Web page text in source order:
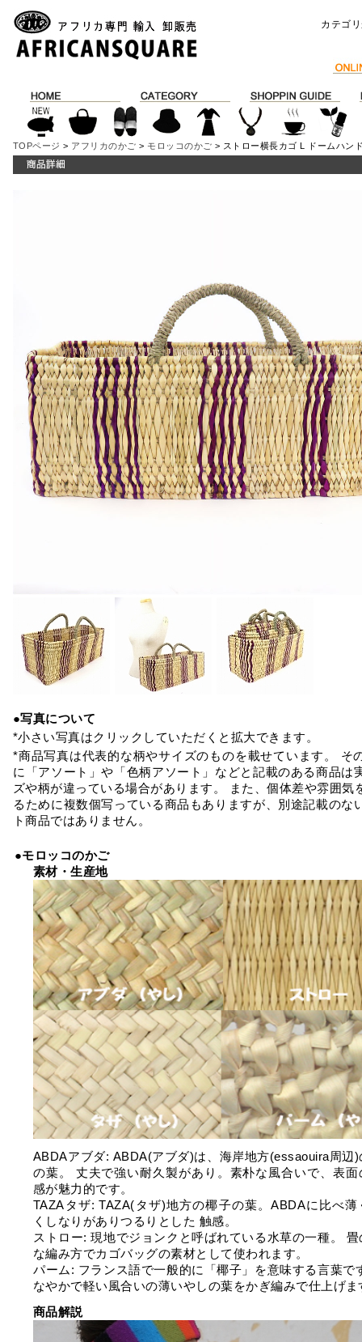
カテゴ
TOPページ > アフリカのかご >モロッコのかご > ストロー横長カゴ L ドームハン
●写真について
*小さい写真はクリックしていただくと拡大できます。
*商品写真は代表的な柄やサイズのものを載せています。 そ
に「アソート」や「色柄アソート」などと記載のある商品は
ズや柄が違っている場合があります。 また、個体差や雰囲気
るために複数個写っている商品もありますが、別途記載のな
ト商品ではありません。
●モロッコのかご
素材・生産地
ABDAアブダ: ABDA(アブダ)は、海岸地方(essaouira周辺)
の葉。 丈夫で強い耐久製があり。素朴な風合いで、表面
感が魅力的です。
TAZAタザ: TAZA(タザ)地方の椰子の葉。ABDAに比べ薄
くしなりがありつるりとした 触感。
ストロー: 現地でジョンクと呼ばれている水草の一種。 畳
な編み方でカゴバッグの素材として使われます。
パーム: フランス語で一般的に「椰子」を意味する言葉で
なやかで軽い風合いの薄いやしの葉をかぎ編みで仕上げま
商品解説